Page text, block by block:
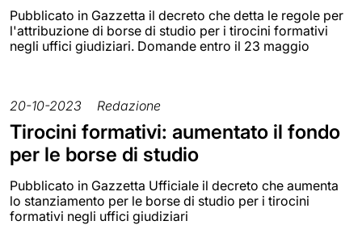
Pubblicato in Gazzetta il decreto che detta le regole per
l'attribuzione di borse di studio per i tirocini formativi
negli uffici giudiziari. Domande entro il 23 maggio
20-10-2023 Redazione
Tirocini formativi: aumentato il fondo
per le borse di studio
Pubblicato in Gazzetta Ufficiale il decreto che aumenta
lo stanziamento per le borse di studio per i tirocini
formativi negli uffici giudiziari